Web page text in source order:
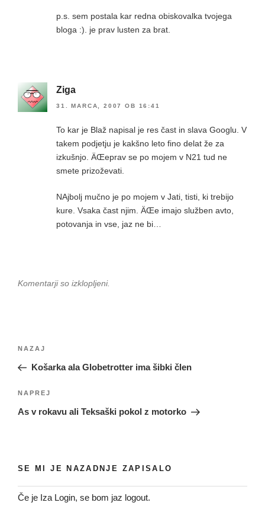
p.s. sem postala kar redna obiskovalka tvojega
bloga :). je prav lusten za brat.
Ziga
31. MARCA, 2007 OB 16:41
To kar je Blaž napisal je res čast in slava Googlu. V
takem podjetju je kakšno leto fino delat že za
izkušnjo. ÄŒeprav se po mojem v N21 tud ne
smete prizoževati.
NAjbolj mučno je po mojem v Jati, tisti, ki trebijo
kure. Vsaka čast njim. ÄŒe imajo služben avto,
potovanja in vse, jaz ne bi…
Komentarji so izklopljeni.
Prejšnji
prispevek
NAZAJ
Košarka ala Globetrotter ima šibki člen
Naslednji
prispevek
NAPREJ
As v rokavu ali Teksaški pokol z motorko
SE MI JE NAZADNJE ZAPISALO
Če je Iza Login, se bom jaz logout.